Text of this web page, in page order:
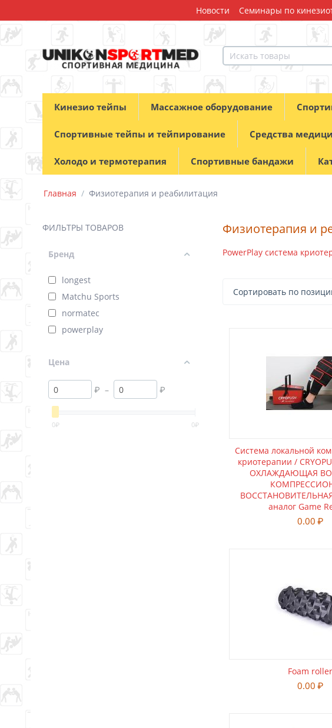
Новости Семинары по
Кинезио тейпы Массажное оборудование
Спортивные тейпы и тейпирование Средства
Холодо и термотерапия Спортивные бандажи
Главная / Физиотерапия и реабилитация
ФИЛЬТРЫ ТОВАРОВ
Бренд
longest
Matchu Sports
normatec
powerplay
Цена
₽ – ₽
0₽ 0₽
Физиотерапия и
PowerPlay система
Сортировать по
Система локальной
криотерапии /
ОХЛАЖДАЮЩАЯ
аналог Game
0.00 ₽
Foam roller
0.00 ₽